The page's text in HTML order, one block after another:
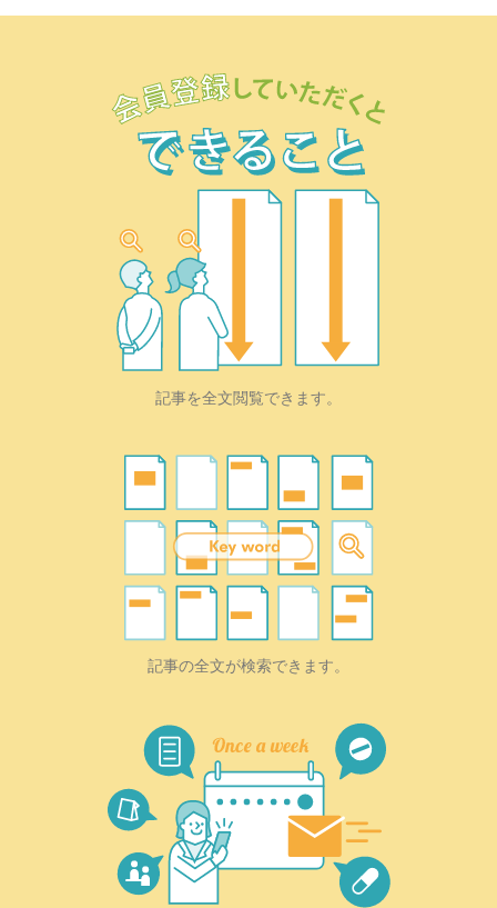
記事を全文閲覧できます。
記事の全文が検索できます。